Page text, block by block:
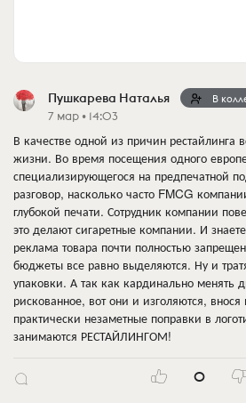
Пушкарева Наталья В
7 мар • 14:03
В качестве одной из причин рестайлинга
жизни. Во время посещения одного
специализирующегося на предпечатной
разговор, насколько часто FMCG
глубокой печати. Сотрудник компании
это делают сигаретные компании. И
реклама товара почти полностью
бюджеты все равно выделяются. Ну и
упаковки. А так как кардинально менять
рискованное, вот они и изголяются,
практически незаметные поправки в
занимаются РЕСТАЙЛИНГОМ!
0